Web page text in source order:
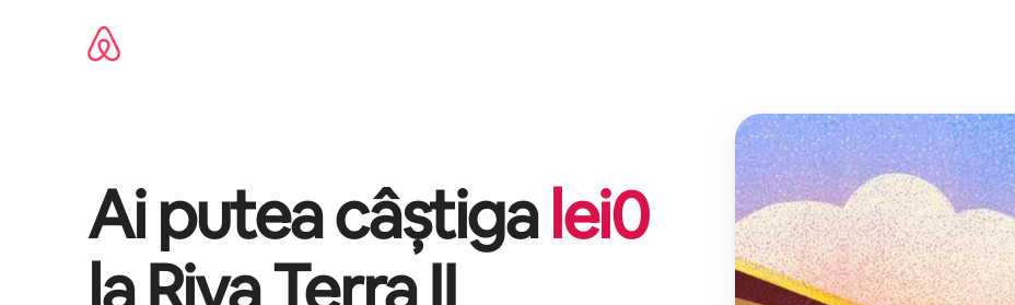
Ai putea câștigalei0